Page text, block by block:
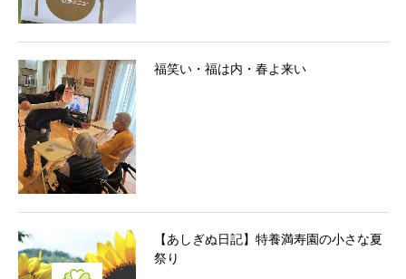
福笑い・福は内・春よ来い
【あしぎぬ日記】特養満寿園の小さな夏
祭り